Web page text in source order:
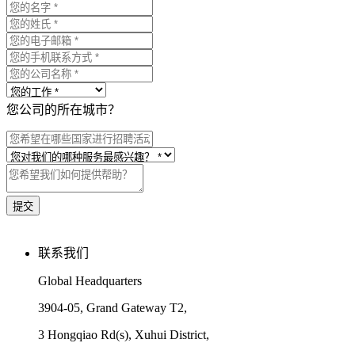
您公司的所在城市？
联系我们
Global Headquarters
3904-05, Grand Gateway T2,
3 Hongqiao Rd(s), Xuhui District,